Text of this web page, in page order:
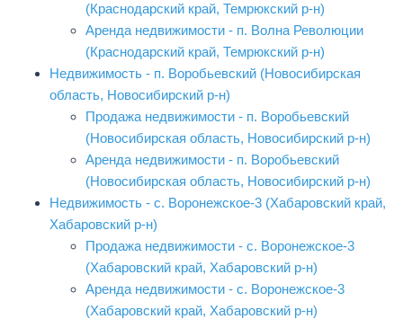
(Краснодарский край, Темрюкский р-н)
Аренда недвижимости - п. Волна Революции
(Краснодарский край, Темрюкский р-н)
Недвижимость - п. Воробьевский (Новосибирская
область, Новосибирский р-н)
Продажа недвижимости - п. Воробьевский
(Новосибирская область, Новосибирский р-н)
Аренда недвижимости - п. Воробьевский
(Новосибирская область, Новосибирский р-н)
Недвижимость - с. Воронежское-3 (Хабаровский край,
Хабаровский р-н)
Продажа недвижимости - с. Воронежское-3
(Хабаровский край, Хабаровский р-н)
Аренда недвижимости - с. Воронежское-3
(Хабаровский край, Хабаровский р-н)